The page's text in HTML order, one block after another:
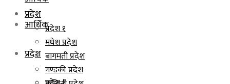
आर्थिक
प्रदेश
प्रदेश
प्रदेश १
मधेश प्रदेश
बागमती प्रदेश
गण्डकी प्रदेश